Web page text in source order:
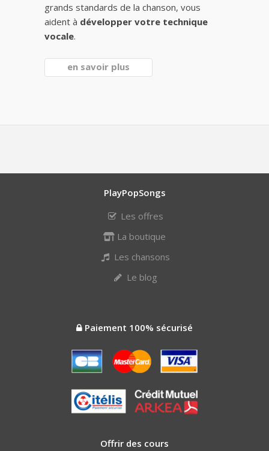
grands standards de la chanson, vous
aident à développer votre technique
vocale.
en savoir plus
PlayPopSongs
Les offres
La boutique
Les chansons
Le blog
Paiement 100% sécurisé
Offrir des cours